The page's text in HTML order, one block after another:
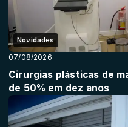
Novidades
07/08/2026
Cirurgias plásticas de
de 50% em dez anos